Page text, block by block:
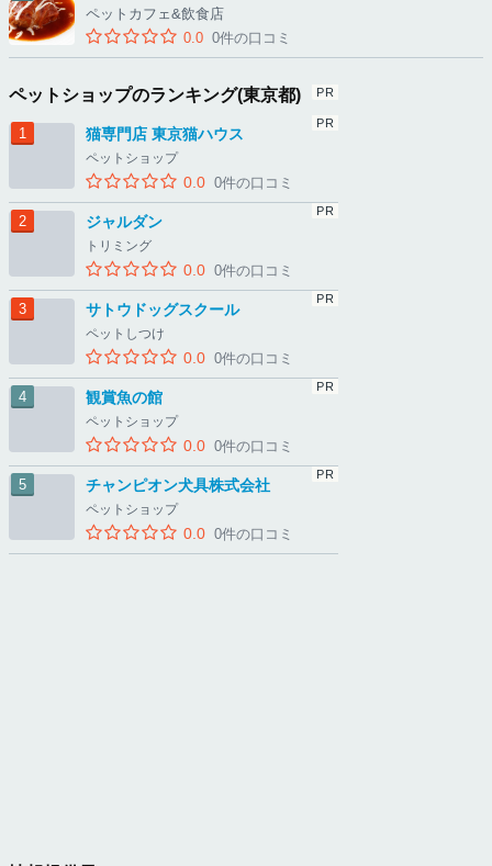
ペットカフェ&飲食店
0.0 0件の口コミ
ペットショップのランキング(東京都)
猫専門店 東京猫ハウス
ペットショップ
0.0 0件の口コミ
ジャルダン
トリミング
0.0 0件の口コミ
サトウドッグスクール
ペットしつけ
0.0 0件の口コミ
観賞魚の館
ペットショップ
0.0 0件の口コミ
チャンピオン犬具株式会社
ペットショップ
0.0 0件の口コミ